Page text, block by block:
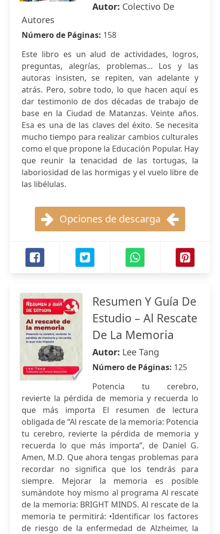
Autor: Colectivo De
Autores
Número de Páginas: 158
Este libro es un alud de actividades, logros,
preguntas, alegrías, problemas... Los y las
autoras insisten, se repiten, van adelante y
atrás. Pero, sobre todo, lo que hacen aquí es
dar testimonio de dos décadas de trabajo de
base en la Ciudad de Matanzas. Veinte años.
Esa es una de las claves del éxito. Se necesita
mucho tiempo para realizar cambios culturales
como el que propone la Educación Popular. Hay
que reunir la tenacidad de las tortugas, la
laboriosidad de las hormigas y el vuelo libre de
las libélulas.
Opciones de descarga
Resumen Y Guía De
Estudio – Al Rescate
De La Memoria
Autor: Lee Tang
Número de Páginas: 125
Potencia tu cerebro,
revierte la pérdida de memoria y recuerda lo
que más importa El resumen de lectura
obligada de “Al rescate de la memoria: Potencia
tu cerebro, revierte la pérdida de memoria y
recuerda lo que más importa”, de Daniel G.
Amen, M.D. Que ahora tengas problemas para
recordar no significa que los tendrás para
siempre. Mejorar la memoria es posible
sumándote hoy mismo al programa Al rescate
de la memoria: BRIGHT MINDS. Al rescate de la
memoria te permitirá: •Identificar los factores
de riesgo de la enfermedad de Alzheimer, la